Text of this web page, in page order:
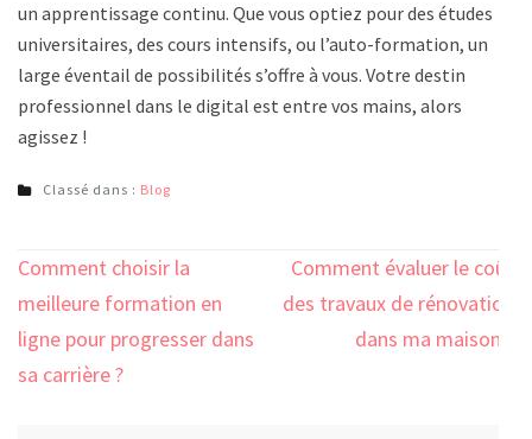
un apprentissage continu. Que vous optiez pour des études
universitaires, des cours intensifs, ou l’auto-formation, un
large éventail de possibilités s’offre à vous. Votre destin
professionnel dans le digital est entre vos mains, alors
agissez !
Classé dans : Blog
Navigation
de
l’article
Comment choisir la
meilleure formation en
ligne pour progresser dans
sa carrière ?
Comment évaluer le coût
des travaux de rénovation
dans ma maison ?